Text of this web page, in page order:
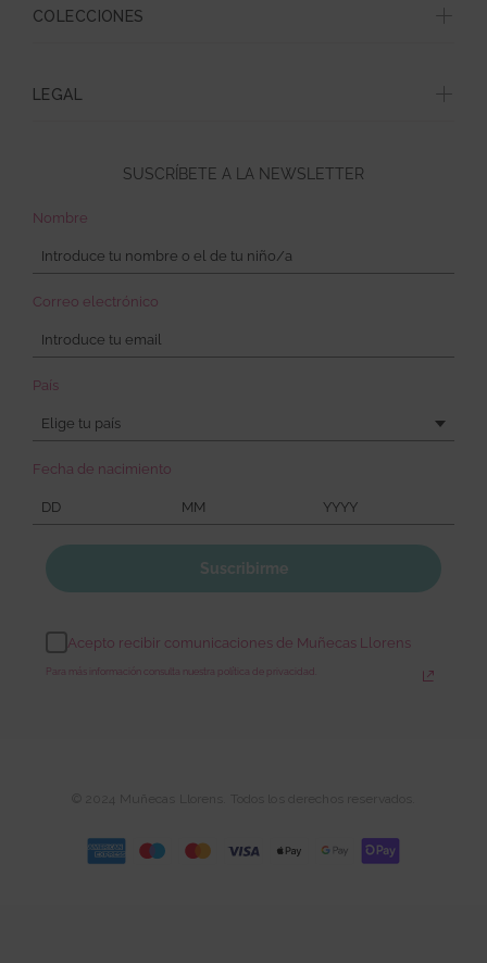
COLECCIONES
LEGAL
SUSCRÍBETE A LA NEWSLETTER
Nombre
Correo electrónico
País
Elige tu país
Fecha de nacimiento
Suscribirme
Acepto recibir comunicaciones de Muñecas Llorens
Para más información consulta nuestra política de privacidad.